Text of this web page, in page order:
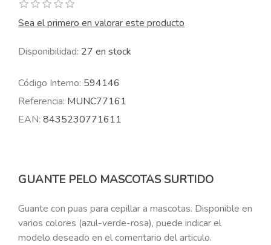
Sea el primero en valorar este producto
Disponibilidad: 27 en stock
Código Interno: 594146
Referencia: MUNC77161
EAN: 8435230771611
GUANTE PELO MASCOTAS SURTIDO
Guante con puas para cepillar a mascotas. Disponible en
varios colores (azul-verde-rosa), puede indicar el
modelo deseado en el comentario del articulo.